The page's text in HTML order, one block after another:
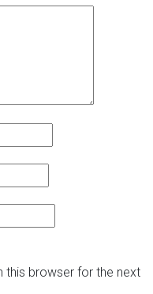
this browser for the next